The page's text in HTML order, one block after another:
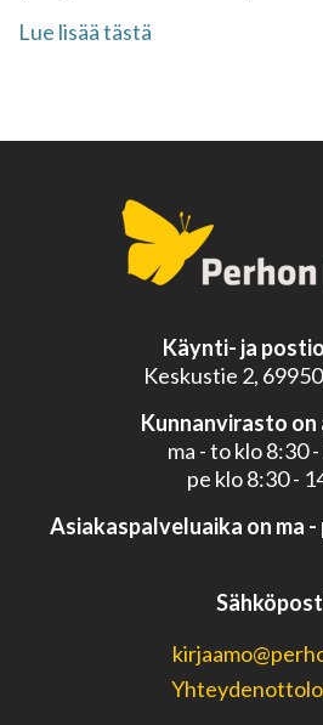
Lue lisää tästä
Käynti- ja
Keskustie 2,
Kunnanvirasto on
ma - to klo 8:30
pe klo 8:30 -
Asiakaspalveluaika on ma -